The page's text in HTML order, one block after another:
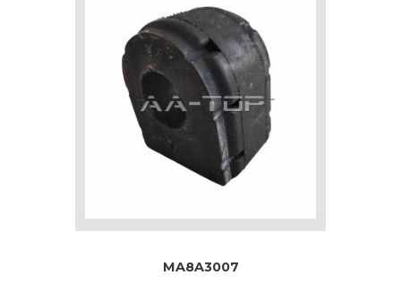
MA8A3007